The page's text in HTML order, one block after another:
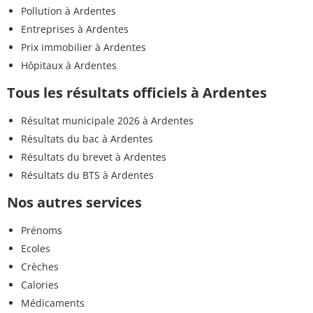
Pollution à Ardentes
Entreprises à Ardentes
Prix immobilier à Ardentes
Hôpitaux à Ardentes
Tous les résultats officiels à Ardentes
Résultat municipale 2026 à Ardentes
Résultats du bac à Ardentes
Résultats du brevet à Ardentes
Résultats du BTS à Ardentes
Nos autres services
Prénoms
Ecoles
Crèches
Calories
Médicaments